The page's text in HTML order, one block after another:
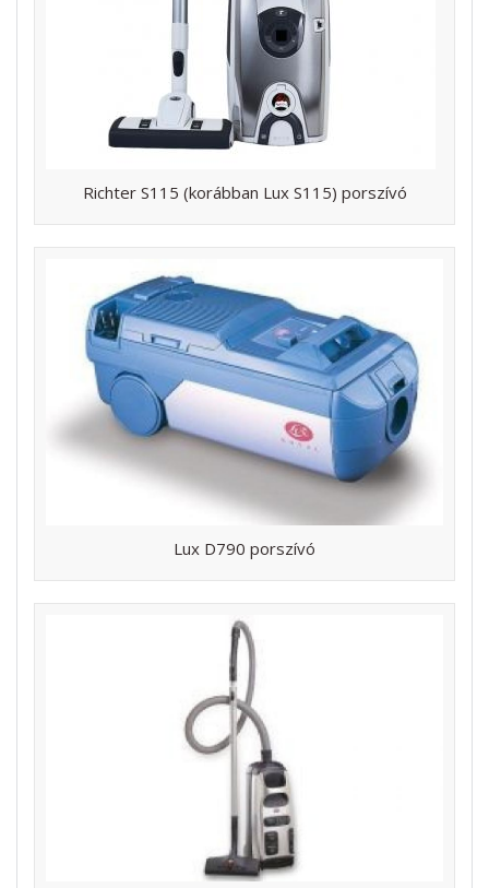
Richter S115 (korábban Lux S115) porszívó
Lux D790 porszívó